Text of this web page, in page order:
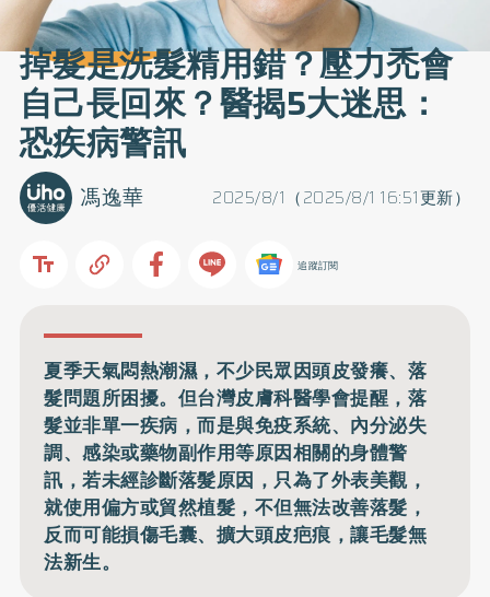
掉髮是洗髮精用錯？壓力禿會
自己長回來？醫揭5大迷思：
恐疾病警訊
2025/8/1（2025/8/1 16:51更新）
馮逸華
追蹤訂閱
夏季天氣悶熱潮濕，不少民眾因頭皮發癢、落
髮問題所困擾。但台灣皮膚科醫學會提醒，落
髮並非單一疾病，而是與免疫系統、內分泌失
調、感染或藥物副作用等原因相關的身體警
訊，若未經診斷落髮原因，只為了外表美觀，
就使用偏方或貿然植髮，不但無法改善落髮，
反而可能損傷毛囊、擴大頭皮疤痕，讓毛髮無
法新生。